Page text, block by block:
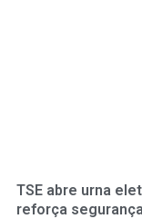
TSE abre urna
reforça